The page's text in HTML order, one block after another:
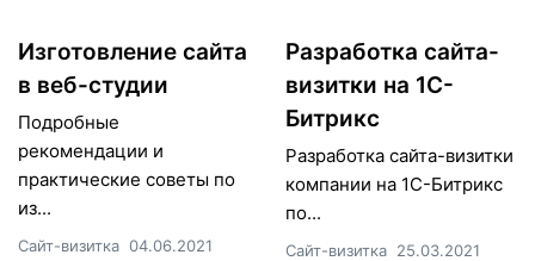
Изготовление сайта
в веб-студии
Подробные
рекомендации и
практические советы по
из...
Сайт-визитка 04.06.2021
Разработка сайта-
визитки на 1С-
Битрикс
Разработка сайта-визитки
компании на 1С-Битрикс
по...
Сайт-визитка 25.03.2021